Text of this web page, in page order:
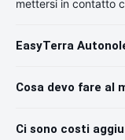
mettersi in contatto
EasyTerra
Cosa devo fare al
Ci sono costi